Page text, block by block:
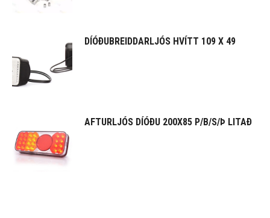
DÍÓÐUBREIDDARLJÓS HVÍTT 109 X 49
AFTURLJÓS DÍÓÐU 200X85 P/B/S/Þ LITAÐ